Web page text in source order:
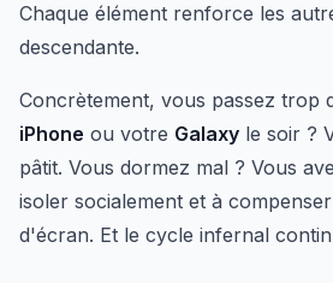
Chaque élément renforce les
descendante.
Concrètement, vous passez trop
iPhone ou votre Galaxy le soir ?
pâtit. Vous dormez mal ? Vous
isoler socialement et à
d'écran. Et le cycle infernal